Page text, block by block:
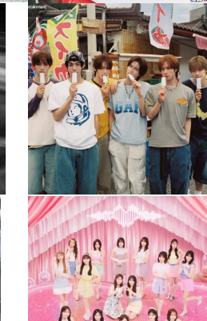
musicjapantv
💡8月特番放送決定！
...
8月 4
5 0
musicjapantv
💡8月特番放送決定！
...
8月 4
2 0